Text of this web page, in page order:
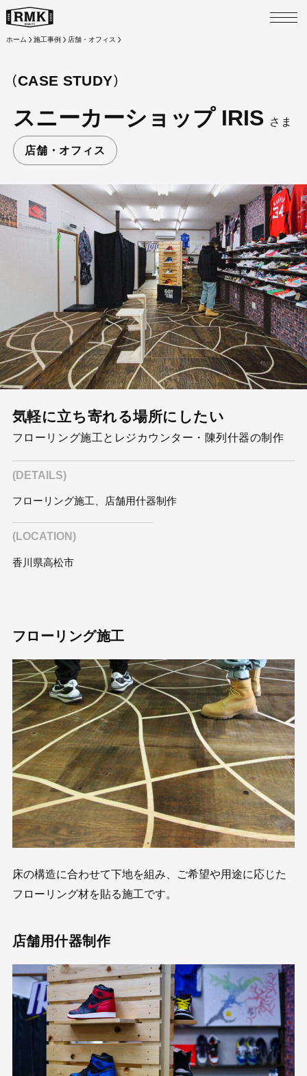
ホーム 施工事例 店舗・オフィス
CASE STUDY
スニーカーショップ IRIS さま
店舗・オフィス
気軽に立ち寄れる場所にしたい
フローリング施工とレジカウンター・陳列什器の制作
(DETAILS)
フローリング施工、店舗用什器制作
(LOCATION)
香川県高松市
フローリング施工
床の構造に合わせて下地を組み、ご希望や用途に応じた
フローリング材を貼る施工です。
店舗用什器制作